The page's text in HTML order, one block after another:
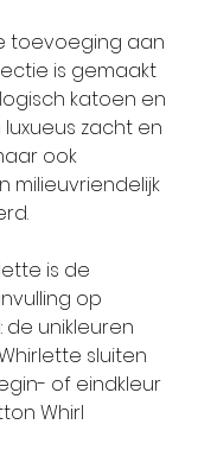
toevoeging aan
is gemaakt
katoen en
zacht en
ook
milieuvriendelijk
is de
op
de unikleuren
sluiten
of eindkleur
Whirl